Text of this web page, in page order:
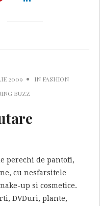
2009 IN FASHION
BUZZ
perechi de pantofi,
cu nesfarsitele
up si cosmetice.
DVDuri, plante,